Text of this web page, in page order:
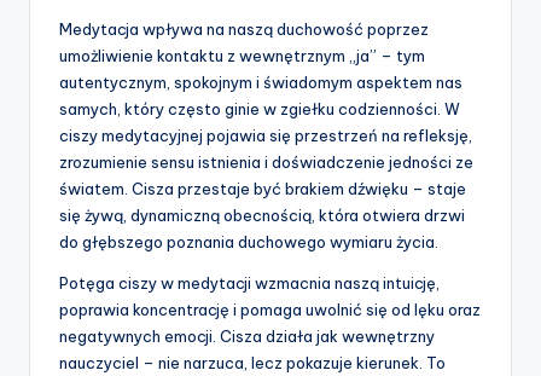
Medytacja wpływa na naszą duchowość poprzez
umożliwienie kontaktu z wewnętrznym „ja” – tym
autentycznym, spokojnym i świadomym aspektem nas
samych, który często ginie w zgiełku codzienności. W
ciszy medytacyjnej pojawia się przestrzeń na refleksję,
zrozumienie sensu istnienia i doświadczenie jedności ze
światem. Cisza przestaje być brakiem dźwięku – staje
się żywą, dynamiczną obecnością, która otwiera drzwi
do głębszego poznania duchowego wymiaru życia.
Potęga ciszy w medytacji wzmacnia naszą intuicję,
poprawia koncentrację i pomaga uwolnić się od lęku oraz
negatywnych emocji. Cisza działa jak wewnętrzny
nauczyciel – nie narzuca, lecz pokazuje kierunek. To